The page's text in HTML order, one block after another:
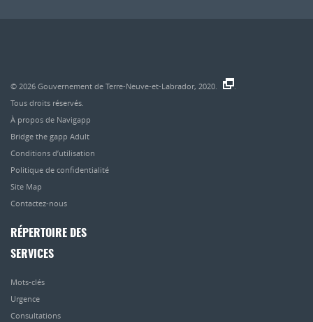
© 2026 Gouvernement de Terre-Neuve-et-Labrador, 2020.
Tous droits réservés.
À propos de Navigapp
Bridge the gapp Adult
Conditions d’utilisation
Politique de confidentialité
Site Map
Contactez-nous
RÉPERTOIRE DES
SERVICES
Mots-clés
Urgence
Consultations